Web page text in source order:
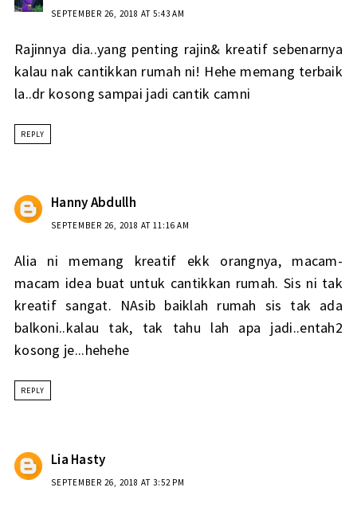
SEPTEMBER 26, 2018 AT 5:43 AM
Rajinnya dia..yang penting rajin& kreatif sebenarnya
kalau nak cantikkan rumah ni! Hehe memang terbaik
la..dr kosong sampai jadi cantik camni
REPLY
Hanny Abdullh
SEPTEMBER 26, 2018 AT 11:16 AM
Alia ni memang kreatif ekk orangnya, macam-
macam idea buat untuk cantikkan rumah. Sis ni tak
kreatif sangat. NAsib baiklah rumah sis tak ada
balkoni..kalau tak, tak tahu lah apa jadi..entah2
kosong je...hehehe
REPLY
Lia Hasty
SEPTEMBER 26, 2018 AT 3:52 PM